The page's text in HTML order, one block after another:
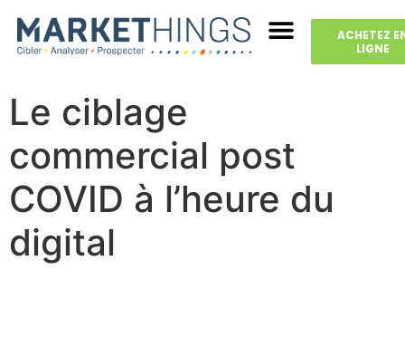
ACHETEZ
LIGNE
Le ciblage
commercial post
COVID à l’heure du
digital